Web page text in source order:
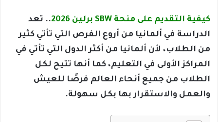
كيفية التقديم على منحة SBW برلين 2026
.. تعد
الدراسة في ألمانيا من أروع الفرص التي تأتي كثير
من الطلاب، لأن ألمانيا من أكثر الدول التي تأتي في
المراكز الأولى في التعليم، كما أنها تتيح لكل
الطلاب من جميع أنحاء العالم فرصًا للعيش
والعمل والاستقرار بها بكل سهولة.